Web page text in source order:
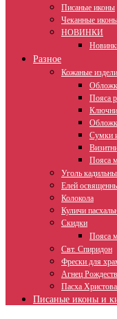
Писаные иконы
Чеканные
НОВИНКИ
Разное
Кожаные
Пояса
Сумки
Пояса
Уголь
Елей
Колокола
Куличи
Скидки
Пояса
Свт. Спиридон
Фрески для
Агнец
Пасха Христова
Писаные иконы и